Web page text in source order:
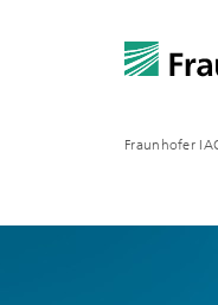
Fraunhofer